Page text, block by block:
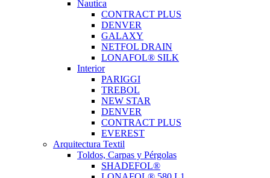
Nautica
CONTRACT PLUS
DENVER
GALAXY
NETFOL DRAIN
LONAFOL® SILK
Interior
PARIGGI
TREBOL
NEW STAR
DENVER
CONTRACT PLUS
EVEREST
Arquitectura Textil
Toldos, Carpas y Pérgolas
SHADEFOL®